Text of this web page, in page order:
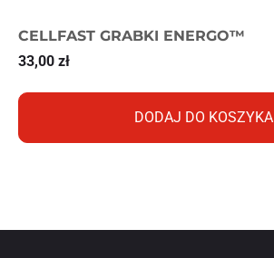
CELLFAST GRABKI ENERGO™
33,00 zł
DODAJ DO KOSZYKA